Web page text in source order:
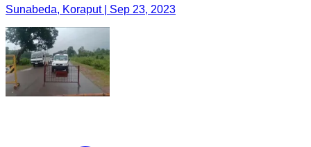
Sunabeda, Koraput | Sep 23, 2023